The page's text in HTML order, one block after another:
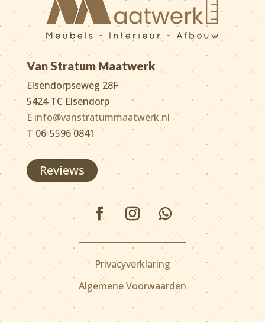
Van Stratum Maatwerk
Elsendorpseweg 28F
5424 TC Elsendorp
E info@vanstratummaatwerk.nl
T 06-5596 0841
Reviews
Privacyverklaring
Algemene Voorwaarden